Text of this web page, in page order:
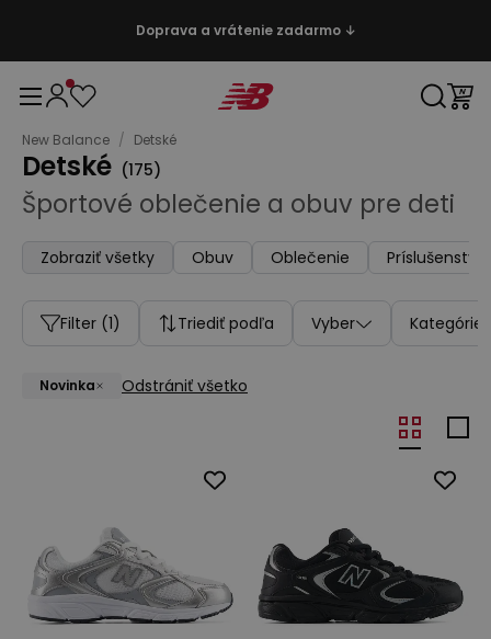
Doprava a vrátenie zadarmo ↓
New Balance / Detské
Detské (175)
Športové oblečenie a obuv pre deti
Zobraziť všetky Obuv Oblečenie Príslušenstvo
Filter (1) Triediť podľa Vyber Kategórie
Novinka Odstrániť všetko